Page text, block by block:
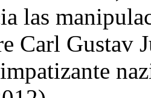
las
Carl Gustav